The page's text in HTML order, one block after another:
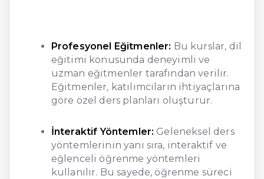
Profesyonel Eğitmenler: Bu kurslar, dil
eğitimi konusunda deneyimli ve
uzman eğitmenler tarafından verilir.
Eğitmenler, katılımcıların ihtiyaçlarına
göre özel ders planları oluşturur.
İnteraktif Yöntemler: Geleneksel ders
yöntemlerinin yanı sıra, interaktif ve
eğlenceli öğrenme yöntemleri
kullanılır. Bu sayede, öğrenme süreci